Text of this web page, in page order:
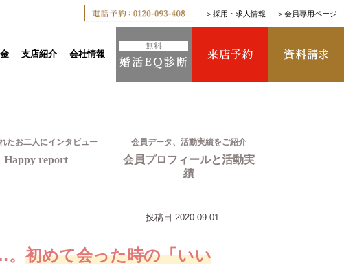
＞ 採用・求人情報 ＞ 会員専用ページ
支店紹介 会社情報
たお二人にインタビュー
Happy report
会員データ、活動実績をご紹介
会員プロフィールと活動実
績
投稿日:2020.09.01
初めて会った時の「いい